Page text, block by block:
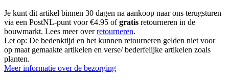
Je kunt dit artikel binnen 30 dagen na aankoop naar ons terugsturen
via een PostNL-punt voor €4.95 ofgratis retourneren in de
bouwmarkt. Lees meer overretourneren.
Let op: De bedenktijd en het kunnen retourneren gelden niet voor
op maat gemaakte artikelen en verse/ bederfelijke artikelen zoals
planten.
Meer informatie over de bezorging